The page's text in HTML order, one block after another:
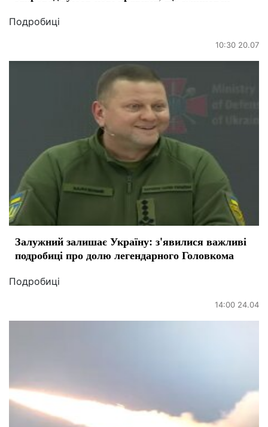
Подробиці
10:30 20.07
Залужний залишає Україну: з'явилися важливі
подробиці про долю легендарного Головкома
Подробиці
14:00 24.04